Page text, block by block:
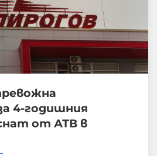
4-годишния
от АТВ в